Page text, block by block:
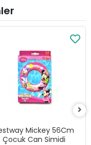
Mickey 56Cm
Çocuk Can Simidi